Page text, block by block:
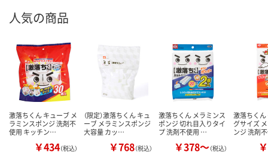
人気の商品
激落ちくん キューブ メ
ラミンスポンジ 洗剤不
使用 キッチン…
￥434（税込）
（限定）激落ちくん キュ
ーブ メラミンスポンジ
大容量 カッ…
￥768（税込）
激落ちくん メラミンス
ポンジ 切れ目入りタイ
プ 洗剤不使用 …
￥378～（税込）
激落ちく
グサイズ
ンジ 洗剤